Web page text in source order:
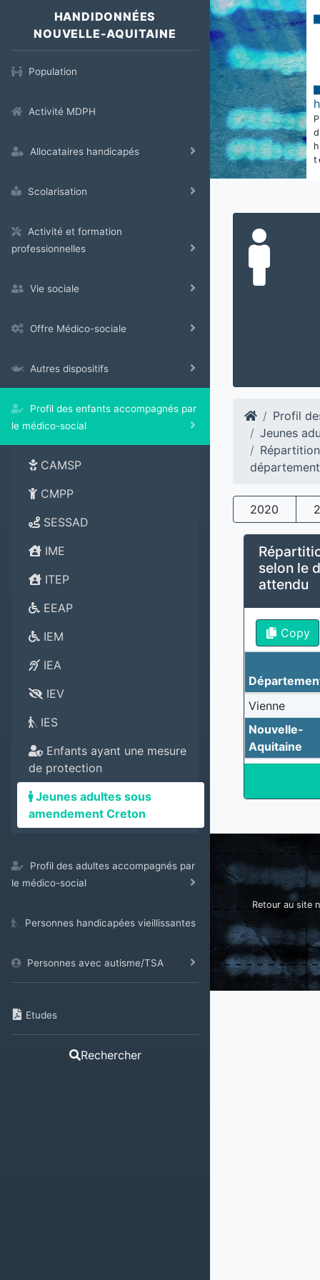
HANDIDONNÉES
NOUVELLE-AQUITAINE
Population
Activité MDPH
Allocataires handicapés
Scolarisation
Activité et formation
professionnelles
Vie sociale
Offre Médico-sociale
Autres dispositifs
Profil des enfants accompagnés par
le médico-social
CAMSP
CMPP
SESSAD
IME
ITEP
EEAP
IEM
IEA
IEV
IES
Enfants ayant une mesure
de protection
Jeunes adultes sous
amendement Creton
Profil des adultes accompagnés par
le médico-social
Personnes handicapées vieillissantes
Personnes avec autisme/TSA
Etudes
Rechercher
Profil
Jeunes
2020
selon le
attendu
Copy
Vienne
Nouvelle-
Aquitaine
Retour au site